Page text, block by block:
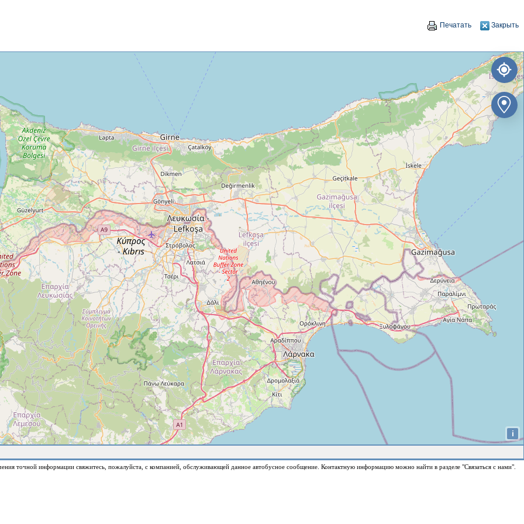
Печатать Закрыть
i
точной информации свяжитесь, пожалуйста, с компанией, обслуживающей данное автобусное сообщение. Контактную информацию можно найти в разделе "Связаться с нами".